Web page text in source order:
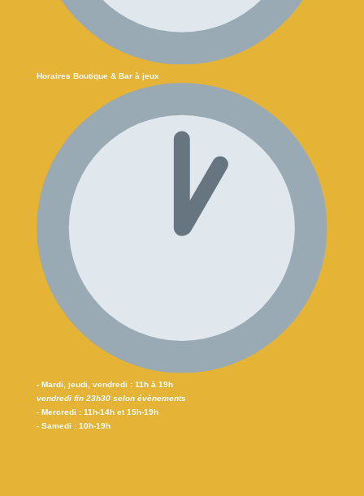
Horaires Boutique & Bar à jeux
- Mardi, jeudi, vendredi : 11h à 19h
vendredi fin 23h30 selon évènements
- Mercredi : 11h-14h et 15h-19h
- Samedi : 10h-19h